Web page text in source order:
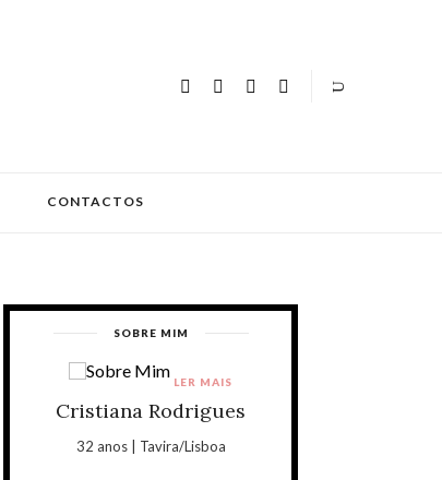
CONTACTOS
SOBRE MIM
Cristiana Rodrigues
32 anos | Tavira/Lisboa
LER MAIS